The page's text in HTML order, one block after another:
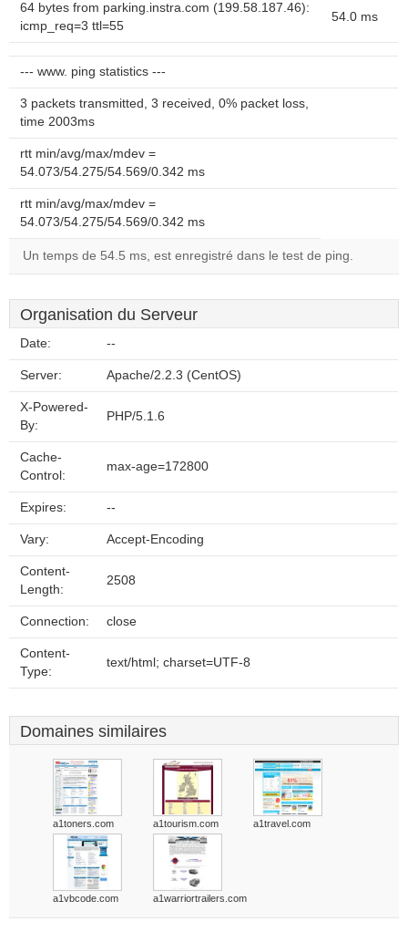
64 bytes from parking.instra.com (199.58.187.46):
icmp_req=3 ttl=55
54.0 ms
--- www. ping statistics ---
3 packets transmitted, 3 received, 0% packet loss,
time 2003ms
rtt min/avg/max/mdev =
54.073/54.275/54.569/0.342 ms
rtt min/avg/max/mdev =
54.073/54.275/54.569/0.342 ms
Un temps de 54.5 ms, est enregistré dans le test de ping.
Organisation du Serveur
Date: --
Server: Apache/2.2.3 (CentOS)
X-Powered-
By:
PHP/5.1.6
Cache-
Control:
max-age=172800
Expires: --
Vary: Accept-Encoding
Content-
Length:
2508
Connection: close
Content-
Type:
text/html; charset=UTF-8
Domaines similaires
a1toners.com a1tourism.com a1travel.com
a1vbcode.com a1warriortrailers.com